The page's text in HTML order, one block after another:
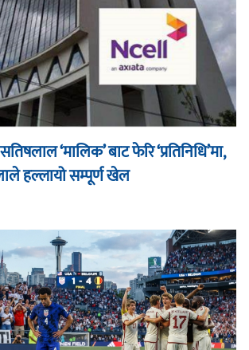
‘मालिक’ बाट फेरि ‘प्रतिनिधि’मा,
हल्लायो सम्पूर्ण खेल